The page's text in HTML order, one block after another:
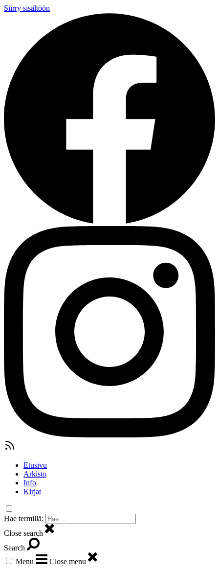
Siirry sisältöön
Etusivu
Arkisto
Info
Kirjat
Hae termillä:
Close search
Search
Menu
Close menu